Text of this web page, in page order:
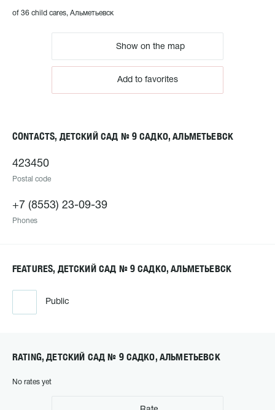
of 36 child cares, Альметьевск
Show on the map
Add to favorites
CONTACTS, ДЕТСКИЙ САД № 9 САДКО, АЛЬМЕТЬЕВСК
423450
Postal code
+7 (8553) 23-09-39
Phones
FEATURES, ДЕТСКИЙ САД № 9 САДКО, АЛЬМЕТЬЕВСК
Public
RATING, ДЕТСКИЙ САД № 9 САДКО, АЛЬМЕТЬЕВСК
No rates yet